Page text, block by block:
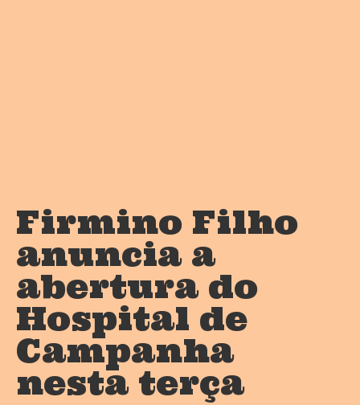
Firmino Filho
anuncia a
abertura do
Hospital de
Campanha
nesta terça